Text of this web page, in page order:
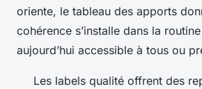
oriente, le tableau des apports
cohérence s’installe dans la
aujourd’hui accessible à tous ou
Les labels qualité offrent des